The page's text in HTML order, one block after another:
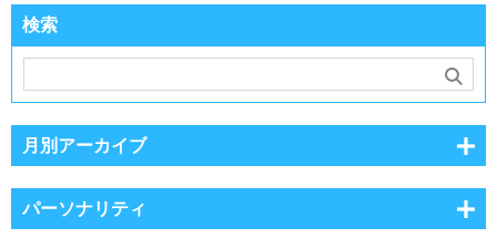
検索
月別アーカイブ
パーソナリティ